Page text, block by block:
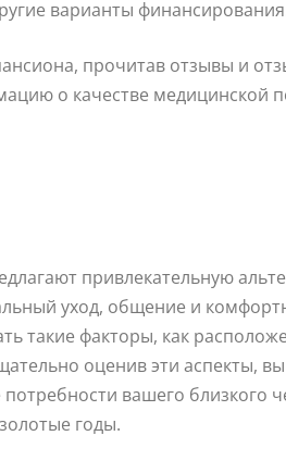
варианты
прочитав отзывы и
о качестве медицинской
привлекательную
уход, общение и
такие факторы, как
оценив эти аспекты,
вашего близкого
годы.